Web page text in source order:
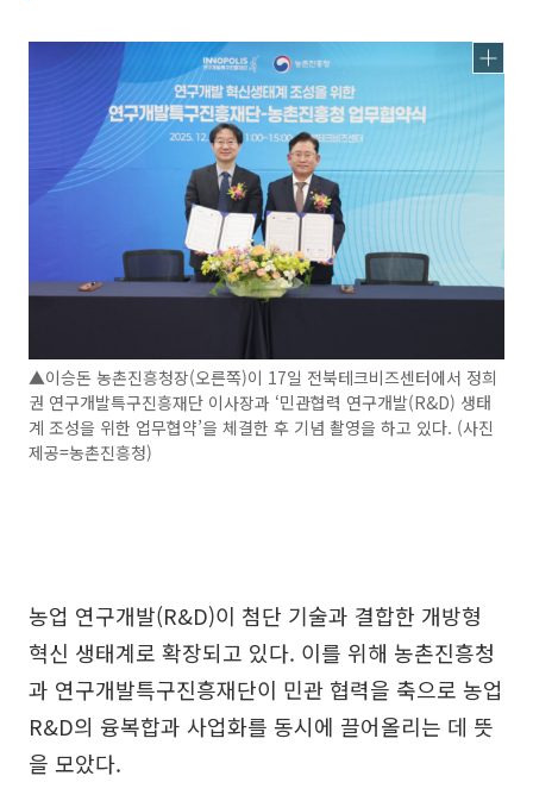
▲이승돈 농촌진흥청장(오른쪽)이 17일 전북테크비즈센터에서 정희
권 연구개발특구진흥재단 이사장과 ‘민관협력 연구개발(R&D) 생태
계 조성을 위한 업무협약’을 체결한 후 기념 촬영을 하고 있다. (사진
제공=농촌진흥청)
농업 연구개발(R&D)이 첨단 기술과 결합한 개방형
혁신 생태계로 확장되고 있다. 이를 위해 농촌진흥청
과 연구개발특구진흥재단이 민관 협력을 축으로 농업
R&D의 융복합과 사업화를 동시에 끌어올리는 데 뜻
을 모았다.